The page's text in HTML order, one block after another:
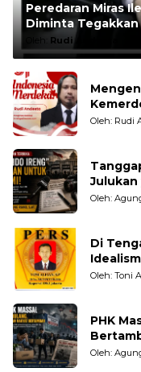
Peredaran Miras
Diminta
Oleh: Rudi Andesta
Oleh: Rudi
Julukan yang tidak Adil
Oleh:
Di
Oleh: Toni
PHK
Oleh: